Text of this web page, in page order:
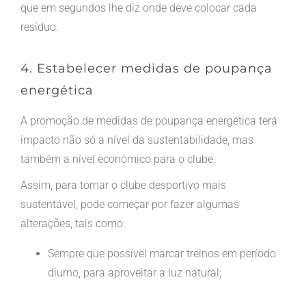
que em segundos lhe diz onde deve colocar cada
resíduo.
4. Estabelecer medidas de poupança
energética
A promoção de medidas de poupança energética terá
impacto não só a nível da sustentabilidade, mas
também a nível económico para o clube.
Assim, para tornar o clube desportivo mais
sustentável, pode começar por fazer algumas
alterações, tais como:
Sempre que possível marcar treinos em período
diurno, para aproveitar a luz natural;